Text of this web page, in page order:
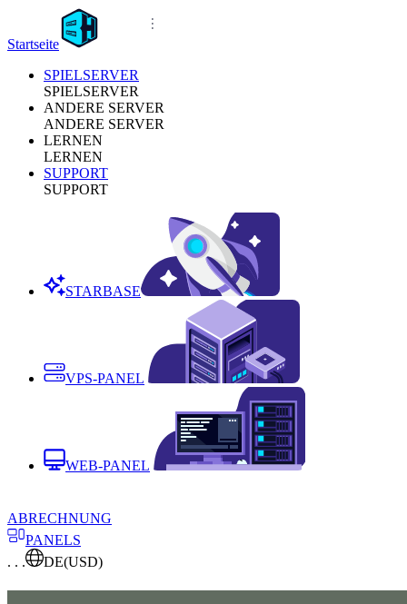
Startseite
SPIELSERVER
SPIELSERVER
ANDERE SERVER
ANDERE SERVER
LERNEN
LERNEN
SUPPORT
SUPPORT
STARBASE
VPS-PANEL
WEB-PANEL
ABRECHNUNG
PANELS
. . .
DE(USD)